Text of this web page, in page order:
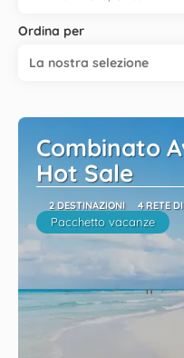
Ordina per
La nostra selezione
Combinato
Hot Sale
2 DESTINAZIONI 4 RETE
Pacchetto vacanze